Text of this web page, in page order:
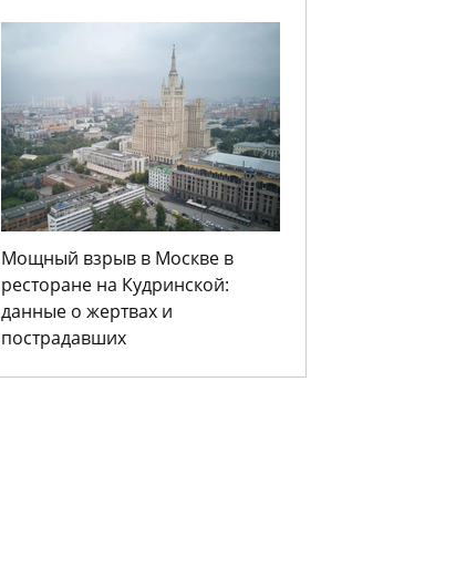
Мощный взрыв в Москве в
ресторане на Кудринской:
данные о жертвах и
пострадавших